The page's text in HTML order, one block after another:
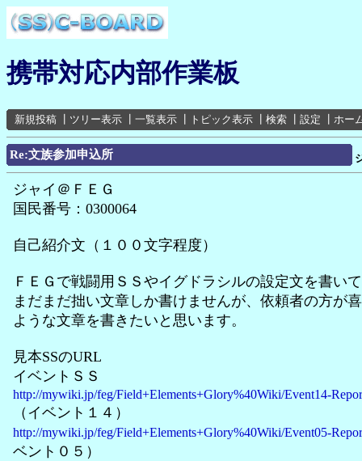
携帯対応内部作業板
新規投稿 ツリー表示 一覧表示 トピック表示 検索 設定 ホー
Re:文族参加申込所
ジャイ＠ＦＥＧ
国民番号：0300064
自己紹介文（１００文字程度）
ＦＥＧで戦闘用ＳＳやイグドラシルの設定文を書い
まだまだ拙い文章しか書けませんが、依頼者の方が
ような文章を書きたいと思います。
見本SSのURL
イベントＳＳ
http://mywiki.jp/feg/Field+Elements+Glory%40Wiki/Event14-
（イベント１４）
http://mywiki.jp/feg/Field+Elements+Glory%40Wiki/Event05-
ベント０５）